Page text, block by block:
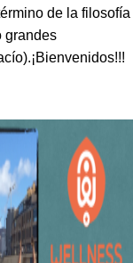
de la filosofía
grandes